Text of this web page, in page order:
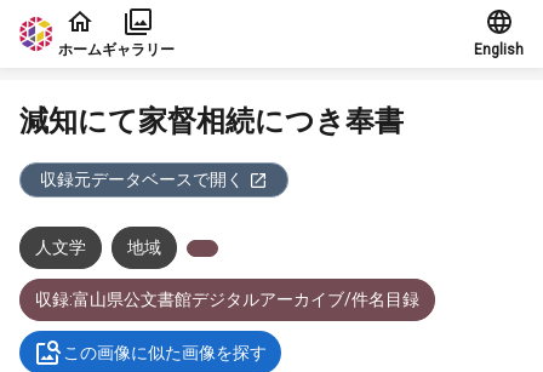
本文に飛ぶ
ホームギャラリー English
減知にて家督相続につき奉書
収録元データベースで開く
人文学 地域
収録:富山県公文書館デジタルアーカイブ/件名目録
この画像に似た画像を探す